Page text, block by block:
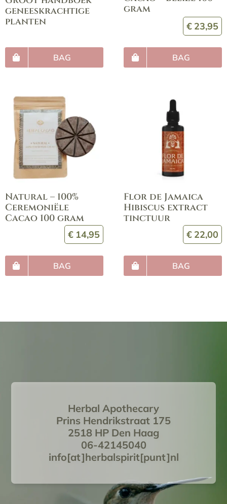
geneeskrachtige
planten
BAG
gram
€ 23,95
BAG
Natural – 100%
Ceremoniële
Cacao 100 gram
€ 14,95
BAG
Flor de Jamaica
Hibiscus extract
tinctuur
€ 22,00
BAG
Herbal Apothecary
Prins Hendrikstraat 175
2518 HP Den Haag
06-42145040
info[at]herbalspirit[punt]nl